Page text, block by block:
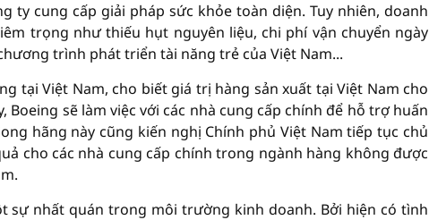
ty cung cấp giải pháp sức khỏe toàn diện. Tuy nhiên, doanh
trọng như thiếu hụt nguyên liệu, chi phí vận chuyển ngày
trình phát triển tài năng trẻ của Việt Nam...
tại Việt Nam, cho biết giá trị hàng sản xuất tại Việt Nam cho
Boeing sẽ làm việc với các nhà cung cấp chính để hỗ trợ huấn
hãng này cũng kiến nghị Chính phủ Việt Nam tiếp tục chủ
cho các nhà cung cấp chính trong ngành hàng không được
sự nhất quán trong môi trường kinh doanh. Bởi hiện có tình